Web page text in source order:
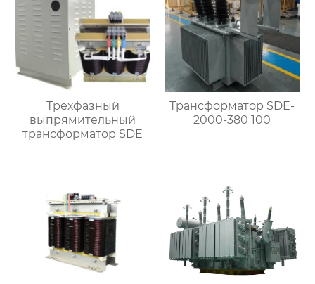
Трехфазный
выпрямительный
трансформатор SDE
Трансформатор SDE-
2000-380 100